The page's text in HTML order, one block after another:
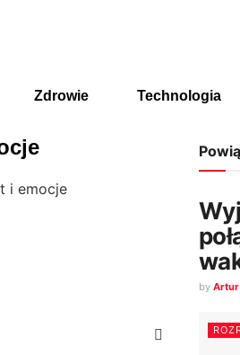
Zdrowie Technologia
i emocje
by Artur